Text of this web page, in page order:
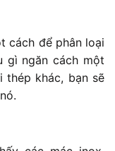
cách để phân loại
gì ngăn cách một
khác, bạn sẽ